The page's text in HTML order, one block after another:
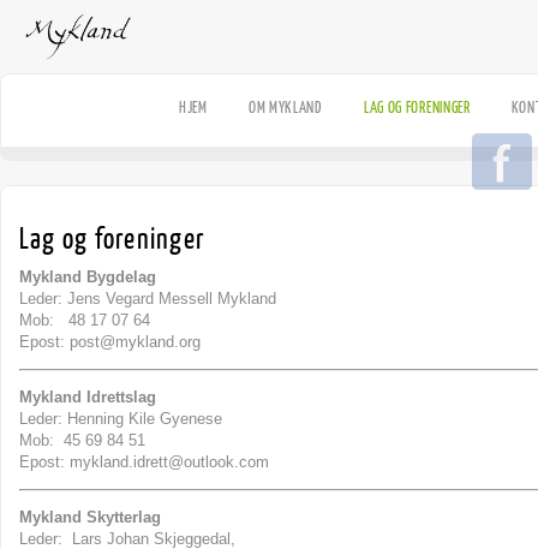
HJEM OM MYKLAND LAG OG FORENINGER
Lag og foreninger
Mykland Bygdelag
Leder: Jens Vegard Messell Mykland
Mob: 48 17 07 64
Epost: post@mykland.org
Mykland Idrettslag
Leder: Henning Kile Gyenese
Mob: 45 69 84 51
Epost: mykland.idrett@outlook.com
Mykland Skytterlag
Leder: Lars Johan Skjeggedal,